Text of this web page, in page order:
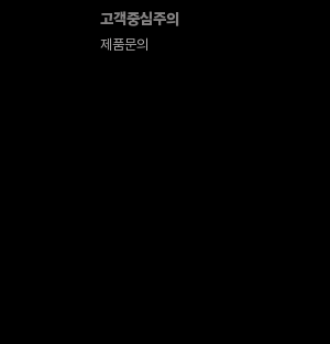
고객중심주의
제품문의